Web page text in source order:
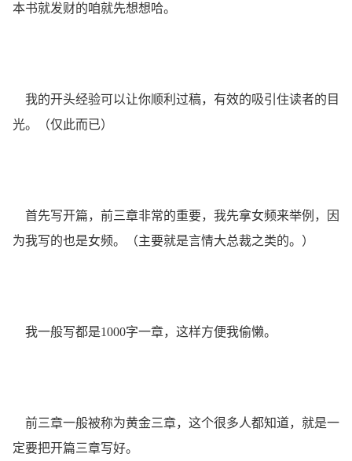
本书就发财的咱就先想想哈。
我的开头经验可以让你顺利过稿，有效的吸引住读者的目
光。（仅此而已）
首先写开篇，前三章非常的重要，我先拿女频来举例，因
为我写的也是女频。（主要就是言情大总裁之类的。）
我一般写都是1000字一章，这样方便我偷懒。
前三章一般被称为黄金三章，这个很多人都知道，就是一
定要把开篇三章写好。